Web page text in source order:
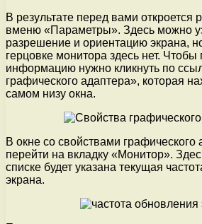
В результате перед вами откроется
вменю «Параметры». Здесь можно
разрешение и ориентацию экрана,
герцовке монитора здесь нет. Чтобы
информацию нужно кликнуть по
графического адаптера», которая
самом низу окна.
В окне со свойствами графического
перейти на вкладку «Монитор».
списке будет указана текущая
экрана.